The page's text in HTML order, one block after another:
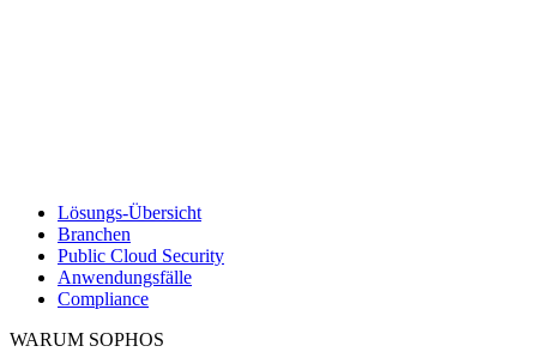
Lösungs-Übersicht
Branchen
Public Cloud Security
Anwendungsfälle
Compliance
WARUM SOPHOS